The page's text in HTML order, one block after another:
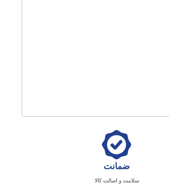
ضمانت
سلامت و اصالت کالا